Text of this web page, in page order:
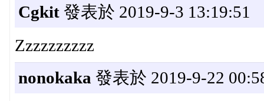
Cgkit發表於 2019-9-3 13:19:51
Zzzzzzzzzz
nonokaka 發表於 2019-9-22